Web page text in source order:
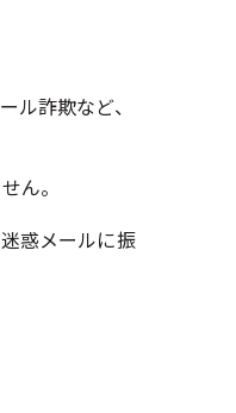
ル詐欺など、
ん。
惑メールに振